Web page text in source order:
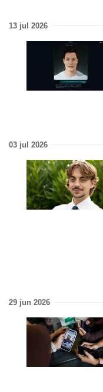
13 jul 2026
03 jul 2026
29 jun 2026